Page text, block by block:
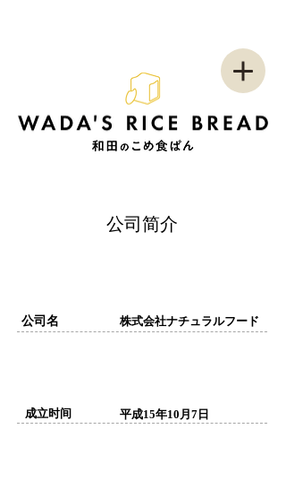
公司简介
公司名 株式会社ナチュラルフード
​成立时间 平成15年10月7日